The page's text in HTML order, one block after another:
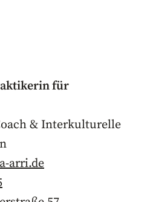
für
& Interkulturelle
arri.de